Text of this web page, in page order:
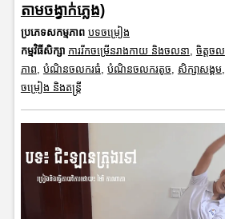
តាមចង្វាក់ភ្លេង)
ប្រភេទសកម្មភាព បទចម្រៀង
កម្មវិធីសិក្សា ការរីកចម្រើនរាងកាយ និងចលនា, ចិត្តចល
ភាព, បំណិនចលករធំ, បំណិនចលករតូច, សិក្សាសង្គម,
ចម្រៀង និងតន្ត្រី